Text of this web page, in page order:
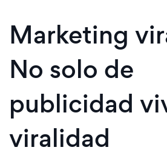
Marketing
No solo de
publicidad
viralidad